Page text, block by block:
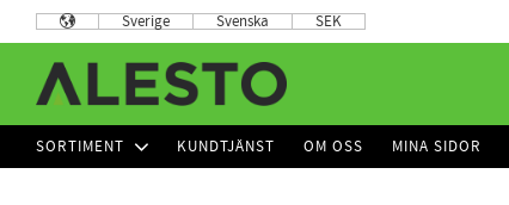
Sverige Svenska SEK
SORTIMENT KUNDTJÄNST OM OSS MINA SIDOR